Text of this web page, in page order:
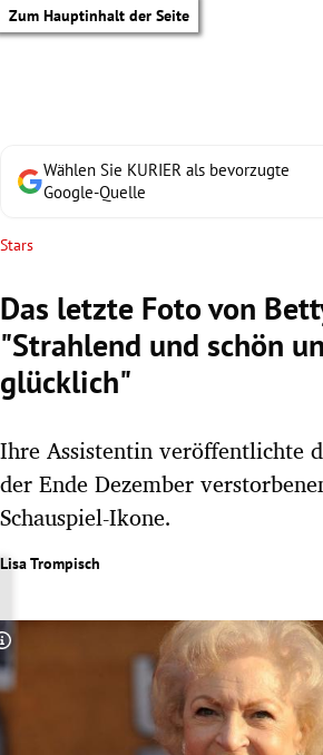
Zum Hauptinhalt der Seite
Untermenü
Untermenü
Untermenü
Untermenü
Wählen Sie KURIER als bevorzugte
Google-Quelle
Stars
Das letzte Foto von
"Strahlend und schön
glücklich"
Ihre Assistentin veröffentlichte
der Ende Dezember
Schauspiel-Ikone.
Lisa Trompisch
Copyright-Hinweis öffnen/schließen